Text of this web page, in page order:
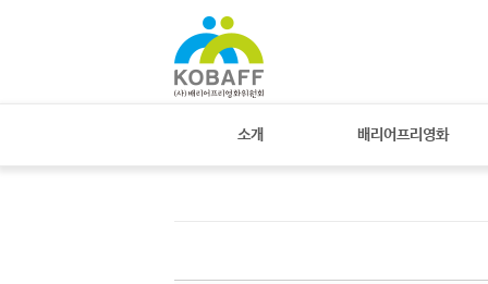
소개 배리어프리영화
스케치북5
스케치북5